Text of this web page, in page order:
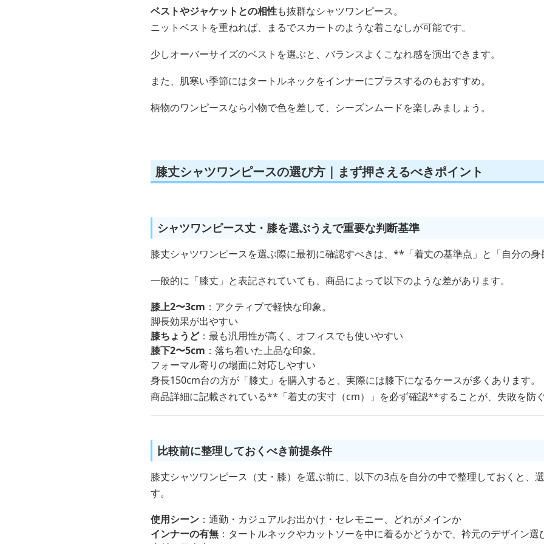
ベストやジャケットとの相性も抜群なシャツワンピース。
ニットベストを重ねれば、まるでスカートのような着こなしが可能です。
少しオーバーサイズのベストを選ぶと、バランスよくこなれ感を演出できます。
また、肌寒い季節にはタートルネックをインナーにプラスするのもおすすめ。
柄物のワンピースなら小物で色を差して、シーズンムードを楽しみましょう。
膝丈シャツワンピースの選び方｜まず押さえるべきポイント
シャツワンピース丈・膝を選ぶうえで重要な判断基準
膝丈シャツワンピースを選ぶ際に最初に確認すべきは、**「着丈の基準点」と「自分の身
一般的に「膝丈」と表記されていても、商品によって以下のような差があります。
膝上2〜3cm ：アクティブで軽快な印象。
脚長効果が出やすい
膝ちょうど：最も汎用性が高く、オフィスでも使いやすい
膝下2〜5cm ：落ち着いた上品な印象。
フォーマル寄りの場面に対応しやすい
身長150cm台の方が「膝丈」を購入すると、実際には膝下になるケースが多くあります。
商品詳細に記載されている**「着丈の実寸（cm）」を必ず確認**することが、失敗を防ぐ
比較前に整理しておくべき前提条件
膝丈シャツワンピース（丈・膝）を選ぶ前に、以下の3点を自分の中で整理しておくと、
す。
使用シーン ：通勤・カジュアルお出かけ・セレモニー、どれがメインか
インナーの有無 ：タートルネックやカットソーを中に着るかどうかで、衿元のデザイン選